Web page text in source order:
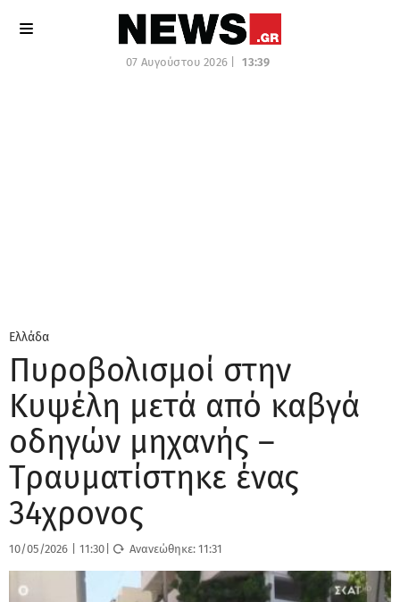
07 Αυγούστου 2026 | 13:39
Ελλάδα
Πυροβολισμοί στην
Κυψέλη μετά από καβγά
οδηγών μηχανής –
Τραυματίστηκε ένας
34χρονος
10/05/2026 11:30 Ανανεώθηκε:11:31